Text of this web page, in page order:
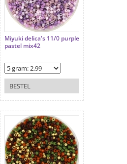
Miyuki delica's 11/0 purple
pastel mix42
BESTEL